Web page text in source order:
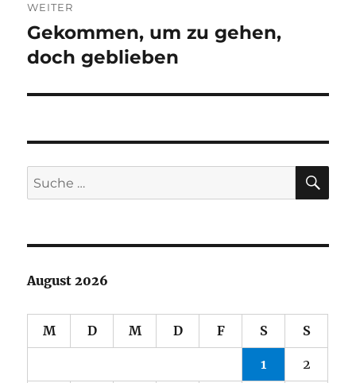
WEITER
Nächster
Beitrag:
Gekommen, um zu gehen,
doch geblieben
Suche
nach:
August 2026
M D M D F S S
1 2